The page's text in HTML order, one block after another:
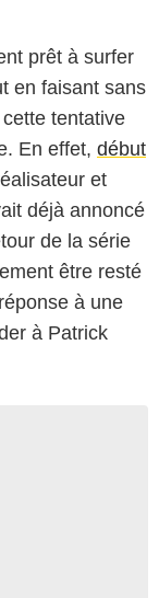
prêt à surfer
en faisant sans
tentative
En effet, début
et
déjà annoncé
de la série
être resté
à une
à Patrick